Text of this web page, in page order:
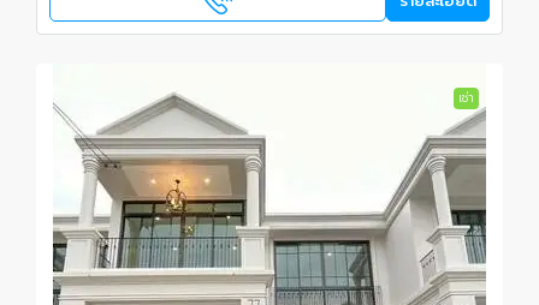
เช่า